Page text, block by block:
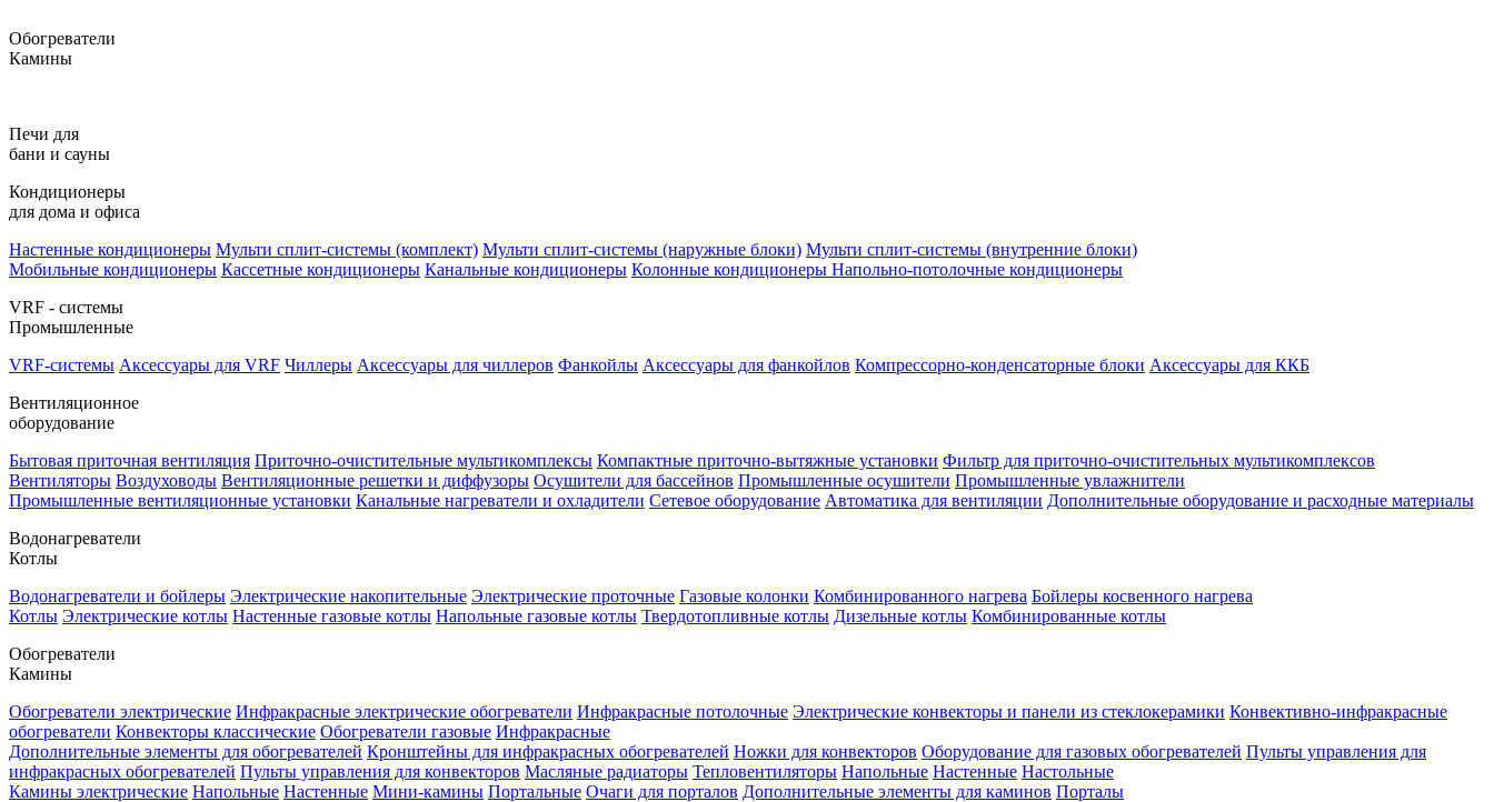
Обогреватели
Камины
Печи для
бани и сауны
Кондиционеры
для дома и офиса
Настенные кондиционеры Мульти сплит-системы (комплект) Мульти сплит-системы (наружные блоки) Мульти сплит-системы (внутренние блоки)
Мобильные кондиционеры Кассетные кондиционеры Канальные кондиционеры Колонные кондиционеры Напольно-потолочные кондиционеры
VRF - системы
Промышленные
VRF-системы Аксессуары для VRF Чиллеры Аксессуары для чиллеров Фанкойлы Аксессуары для фанкойлов Компрессорно-конденсаторные блоки Аксессуары для ККБ
Вентиляционное
оборудование
Бытовая приточная вентиляция Приточно-очистительные мультикомплексы Компактные приточно-вытяжные установки Фильтр для приточно-очистительных мультикомплексов
Вентиляторы Воздуховоды Вентиляционные решетки и диффузоры Осушители для бассейнов Промышленные осушители Промышленные увлажнители
Промышленные вентиляционные установки Канальные нагреватели и охладители Сетевое оборудование Автоматика для вентиляции Дополнительные оборудование и расходные материалы
Водонагреватели
Котлы
Водонагреватели и бойлеры Электрические накопительные Электрические проточные Газовые колонки Комбинированного нагрева Бойлеры косвенного нагрева
Котлы Электрические котлы Настенные газовые котлы Напольные газовые котлы Твердотопливные котлы Дизельные котлы Комбинированные котлы
Обогреватели
Камины
Обогреватели электрические Инфракрасные электрические обогреватели Инфракрасные потолочные Электрические конвекторы и панели из стеклокерамики Конвективно-инфракрасные
обогреватели Конвекторы классические Обогреватели газовые Инфракрасные
Дополнительные элементы для обогревателей Кронштейны для инфракрасных обогревателей Ножки для конвекторов Оборудование для газовых обогревателей Пульты управления для
инфракрасных обогревателей Пульты управления для конвекторов Масляные радиаторы Тепловентиляторы Напольные Настенные Настольные
Камины электрические Напольные Настенные Мини-камины Портальные Очаги для порталов Дополнительные элементы для каминов Порталы